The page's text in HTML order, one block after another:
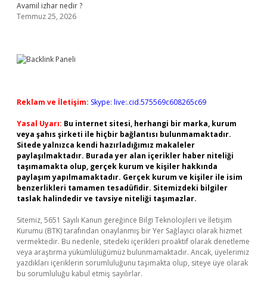
Avamil izhar nedir ?
Temmuz 25, 2026
Reklam ve İletişim: Skype: live:.cid.575569c608265c69
Yasal Uyarı: Bu internet sitesi, herhangi bir marka, kurum
veya şahıs şirketi ile hiçbir bağlantısı bulunmamaktadır.
Sitede yalnızca kendi hazırladığımız makaleler
paylaşılmaktadır. Burada yer alan içerikler haber niteliği
taşımamakta olup, gerçek kurum ve kişiler hakkında
paylaşım yapılmamaktadır. Gerçek kurum ve kişiler ile isim
benzerlikleri tamamen tesadüfidir. Sitemizdeki bilgiler
taslak halindedir ve tavsiye niteliği taşımazlar.
Sitemiz, 5651 Sayılı Kanun gereğince Bilgi Teknolojileri ve İletişim
Kurumu (BTK) tarafından onaylanmış bir Yer Sağlayıcı olarak hizmet
vermektedir. Bu nedenle, sitedeki içerikleri proaktif olarak denetleme
veya araştırma yükümlülüğümüz bulunmamaktadır. Ancak, üyelerimiz
yazdıkları içeriklerin sorumluluğunu taşımakta olup, siteye üye olarak
bu sorumluluğu kabul etmiş sayılırlar.